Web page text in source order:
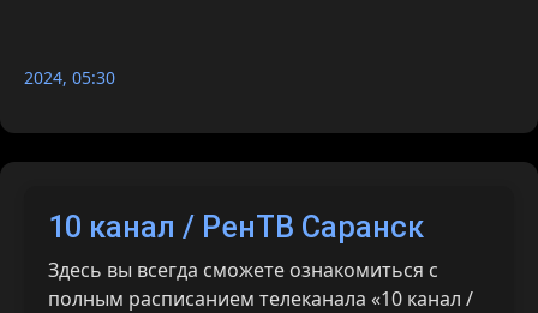
2024, 05:30
10 канал / РенТВ Саранск
Здесь вы всегда сможете ознакомиться с
полным расписанием телеканала «10 канал /